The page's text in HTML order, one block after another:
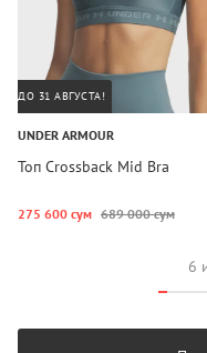
ДО 31 АВГУСТА!
UNDER ARMOUR
Топ Crossback Mid Bra
275 600 сум 689 000 сум
6